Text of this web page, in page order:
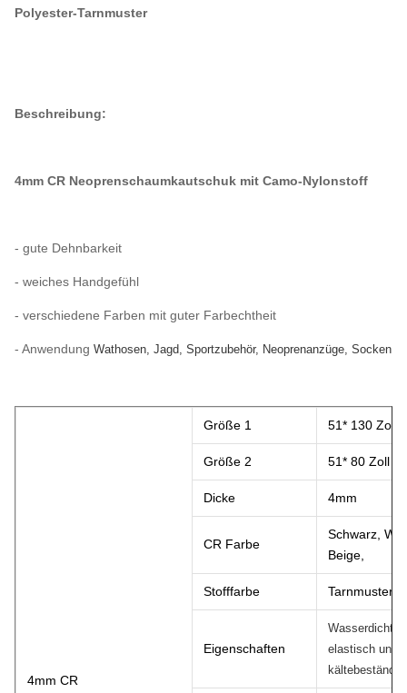
Polyester-Tarnmuster
Beschreibung:
4mm CR Neoprenschaumkautschuk mit Camo-Nylonstoff
- gute Dehnbarkeit
- weiches Handgefühl
- verschiedene Farben mit guter Farbechtheit
- Anwendung Wathosen, Jagd, Sportzubehör, Neoprenanzüge, Socken
4mm CR
Größe 1 51* 130 Zoll
Größe 2 51* 80 Zoll
Dicke 4mm
CR Farbe
Schwarz,
Beige,
Stofffarbe Tarnmuster
Eigenschaften
Wasserdicht,
elastisch und
kältebeständig